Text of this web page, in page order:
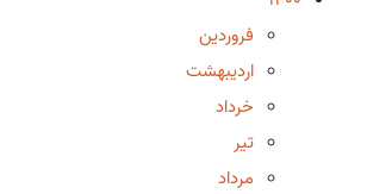
فروردین
اردیبهشت
خرداد
تیر
مرداد